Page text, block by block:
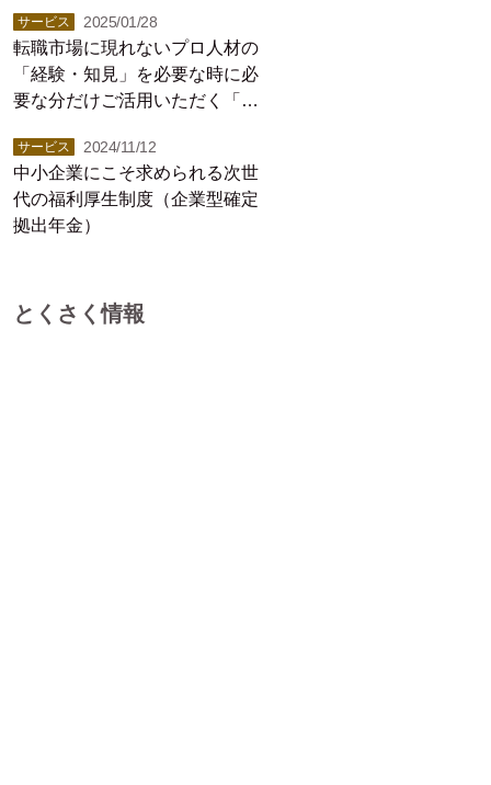
サービス 2025/01/28
転職市場に現れないプロ人材の
「経験・知見」を必要な時に必
要な分だけご活用いただく「プ
サービス 2024/11/12
中小企業にこそ求められる次世
代の福利厚生制度（企業型確定
拠出年金）
とくさく情報